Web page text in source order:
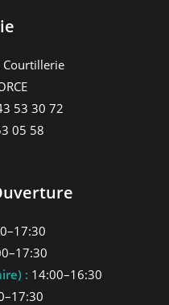
Courtillerie
53 30 72
05 58
: 14:00–16:30